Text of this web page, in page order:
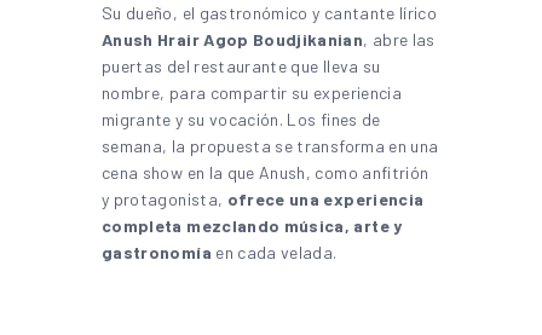
Su dueño, el gastronómico y cantante lírico
Anush Hrair Agop Boudjikanian, abre las
puertas del restaurante que lleva su
nombre, para compartir su experiencia
migrante y su vocación. Los fines de
semana, la propuesta se transforma en una
cena show en la que Anush, como anfitrión
y protagonista, ofrece una experiencia
completa mezclando música, arte y
gastronomía en cada velada.